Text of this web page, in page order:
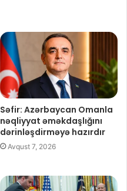
Səfir: Azərbaycan Omanla
nəqliyyat əməkdaşlığını
dərinləşdirməyə hazırdır
Avqust 7, 2026